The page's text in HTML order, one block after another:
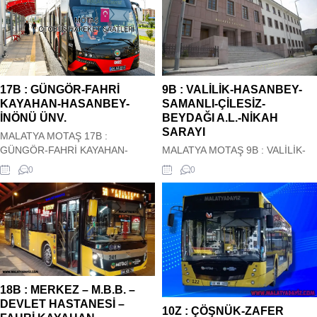
17B : GÜNGÖR-FAHRİ
KAYAHAN-HASANBEY-
İNÖNÜ ÜNV.
MALATYA MOTAŞ 17B :
GÜNGÖR-FAHRİ KAYAHAN-
HASANBEY-İNÖNÜ ÜNV.
OTOBÜS HAREKET SAATLERİ
Malatya Motaş Şehir içi 17B :
GÜNGÖR-FAHRİ KAYAHAN-
HASANBEY-İNÖNÜ ÜNİ. Otobüs
Kalkış saatleri siz değerli
ziyaretçilerimizin hizmetindedir.
Hareket saatleri güncel olup
sitemiz tarafından güncel olarak
çekilmektedir. 17B : GÜNGÖR-
FAHRİ KAYAHAN-HASANBEY-
0
9B : VALİLİK-HASANBEY-
SAMANLI-ÇİLESİZ-
BEYDAĞI A.L.-NİKAH
SARAYI
MALATYA MOTAŞ 9B : VALİLİK-
HASANBEY-SAMANLI-ÇİLESİZ-
BEYDAĞI A.L.-NİKAH SARAYI
OTOBÜS HAREKET SAATLERİ
Malatya Motaş Şehir içi 9B :
VALİLİK-HASANBEY-SAMANLI-
ÇİLESİZ-BEYDAĞI A.L.-NİKAH
SARAYI Otobüs Kalkış saatleri siz
değerli ziyaretçilerimizin
hizmetindedir. Hareket saatleri
güncel olup sitemiz tarafından
güncel olarak çekilmektedir. 9B :
0
18B : MERKEZ – M.B.B. –
DEVLET HASTANESİ –
10Z : ÇÖŞNÜK-ZAFER